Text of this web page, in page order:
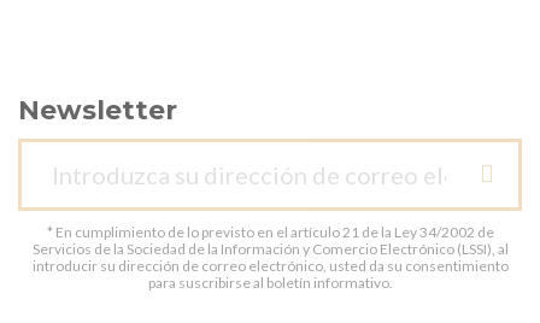
Newsletter
* En cumplimiento de lo previsto en el artículo 21 de la Ley 34/2002 de
Servicios de la Sociedad de la Información y Comercio Electrónico (LSSI), al
introducir su dirección de correo electrónico, usted da su consentimiento
para suscribirse al boletín informativo.